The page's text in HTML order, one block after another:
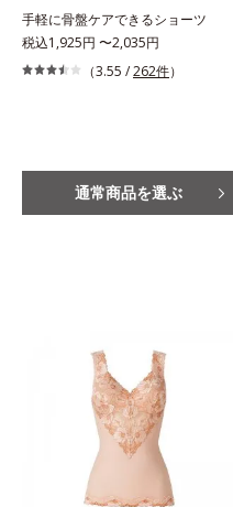
手軽に骨盤ケアできるショーツ
税込1,925円 〜2,035円
（3.55 /262件）
通常商品を選ぶ